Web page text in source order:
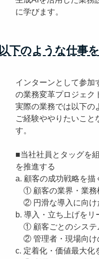
に学びます。
以下のような仕事
インターンとして参加
の業務変革プロジェク
実際の業務では以下の
ご経験ややりたいこと
す。
■当社社員とタッグを
を推進する
a. 顧客の成功戦略を描
① 顧客の業界・業務
② 円滑な導入に向け
b. 導入・立ち上げをリ
① 顧客ごとのシステ
② 管理者・現場向け
c. 定着化・価値最大化